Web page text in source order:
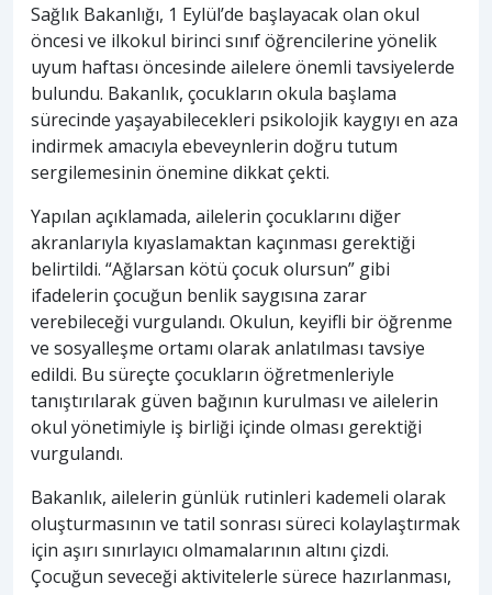
Sağlık Bakanlığı, 1 Eylül’de başlayacak olan okul
öncesi ve ilkokul birinci sınıf öğrencilerine yönelik
uyum haftası öncesinde ailelere önemli tavsiyelerde
bulundu. Bakanlık, çocukların okula başlama
sürecinde yaşayabilecekleri psikolojik kaygıyı en aza
indirmek amacıyla ebeveynlerin doğru tutum
sergilemesinin önemine dikkat çekti.
Yapılan açıklamada, ailelerin çocuklarını diğer
akranlarıyla kıyaslamaktan kaçınması gerektiği
belirtildi. “Ağlarsan kötü çocuk olursun” gibi
ifadelerin çocuğun benlik saygısına zarar
verebileceği vurgulandı. Okulun, keyifli bir öğrenme
ve sosyalleşme ortamı olarak anlatılması tavsiye
edildi. Bu süreçte çocukların öğretmenleriyle
tanıştırılarak güven bağının kurulması ve ailelerin
okul yönetimiyle iş birliği içinde olması gerektiği
vurgulandı.
Bakanlık, ailelerin günlük rutinleri kademeli olarak
oluşturmasının ve tatil sonrası süreci kolaylaştırmak
için aşırı sınırlayıcı olmamalarının altını çizdi.
Çocuğun seveceği aktivitelerle sürece hazırlanması,